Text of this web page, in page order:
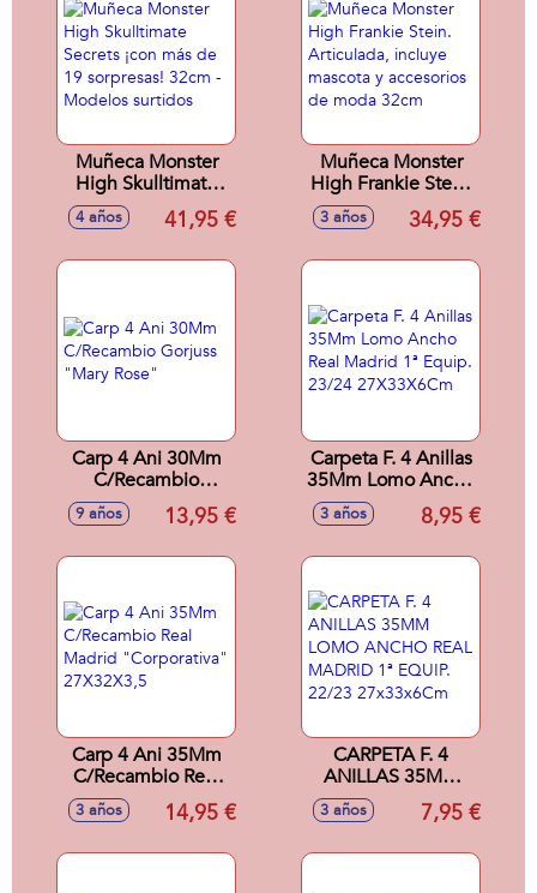
Muñeca Monster
High Skulltimate
Secrets ¡con más
de 19 sorpresas!
4 años 41,95 €
Muñeca Monster
High Frankie Stein.
Articulada, incluye
mascota y
3 años 34,95 €
Carp 4 Ani 30Mm
C/Recambio
Gorjuss "Mary
Rose"
9 años 13,95 €
Carpeta F. 4 Anillas
35Mm Lomo Ancho
Real Madrid 1ª
Equip. 23/24
3 años 8,95 €
Carp 4 Ani 35Mm
C/Recambio Real
Madrid
"Corporativa"
3 años 14,95 €
CARPETA F. 4
ANILLAS 35MM
LOMO ANCHO
REAL MADRID 1ª
3 años 7,95 €